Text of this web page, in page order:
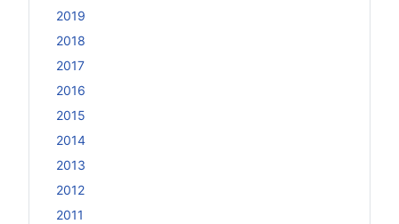
2019
2018
2017
2016
2015
2014
2013
2012
2011